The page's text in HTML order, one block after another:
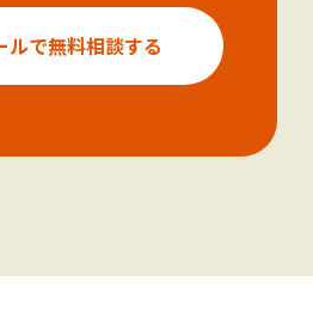
ルで無料相談する